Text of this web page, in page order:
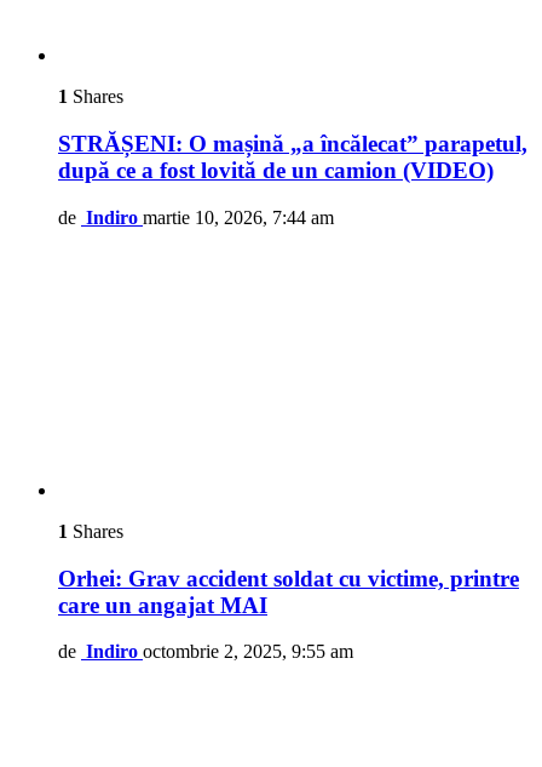
1 Shares
STRĂȘENI: O mașină „a încălecat” parapetul,
după ce a fost lovită de un camion (VIDEO)
de Indiro martie 10, 2026, 7:44 am
1 Shares
Orhei: Grav accident soldat cu victime, printre
care un angajat MAI
de Indiro octombrie 2, 2025, 9:55 am